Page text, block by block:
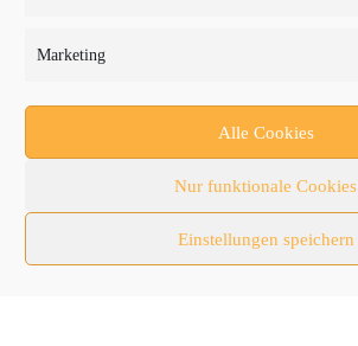
Marketing
Alle Cookies
Nur funktionale Cookies
Einstellungen speichern
bauma